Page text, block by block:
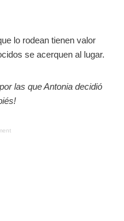
lo rodean tienen valor
se acerquen al lugar.
las que Antonia decidió